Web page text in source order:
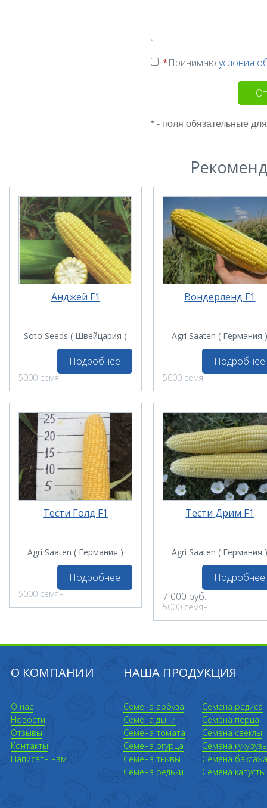
Принимаю условия
* - поля обязательные
Анджей F1
Soto Seeds ( Швейцария )
Подробнее
5000 семян
Вондерленд F1
Agri Saaten ( Германия
Подробнее
5000 семян
Тести Голд F1
Agri Saaten ( Германия )
Подробнее
5000 семян
Тести Дрим F1
Agri Saaten ( Германия
Подробнее
7 000 руб.
5000 семян
О КОМПАНИИ НАША ПРОДУКЦИЯ
О нас
Новости
Отзывы
Контакты
Написать нам
Семена арбуза
Семена дыни
Семена томата
Семена огурца
Семена тыквы
Семена редьки
Семена редиса
Семена перца
Семена свеклы
Семена
Семена
Семена капусты